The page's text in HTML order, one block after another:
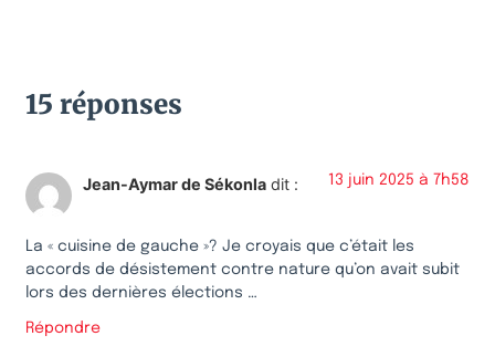
15 réponses
Jean-Aymar de Sékonla dit : 13 juin 2025 à 7h58
La « cuisine de gauche »? Je croyais que c’était les
accords de désistement contre nature qu’on avait subit
lors des dernières élections …
Répondre